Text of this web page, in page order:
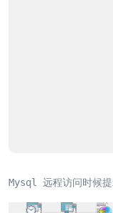
Mysql 远程访问时